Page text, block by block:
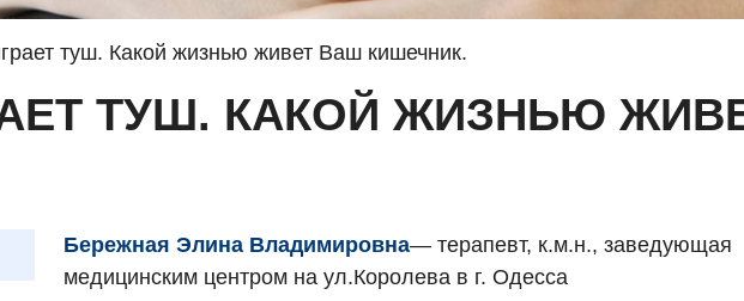
туш. Какой жизнью живет Ваш кишечник.
ТУШ. КАКОЙ ЖИЗНЬЮ
Бережная Элина Владимировна— терапевт, к.м.н., заведующая
медицинским центром на ул.Королева в г. Одесса